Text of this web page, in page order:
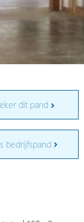
dit pand
bedrijfspand